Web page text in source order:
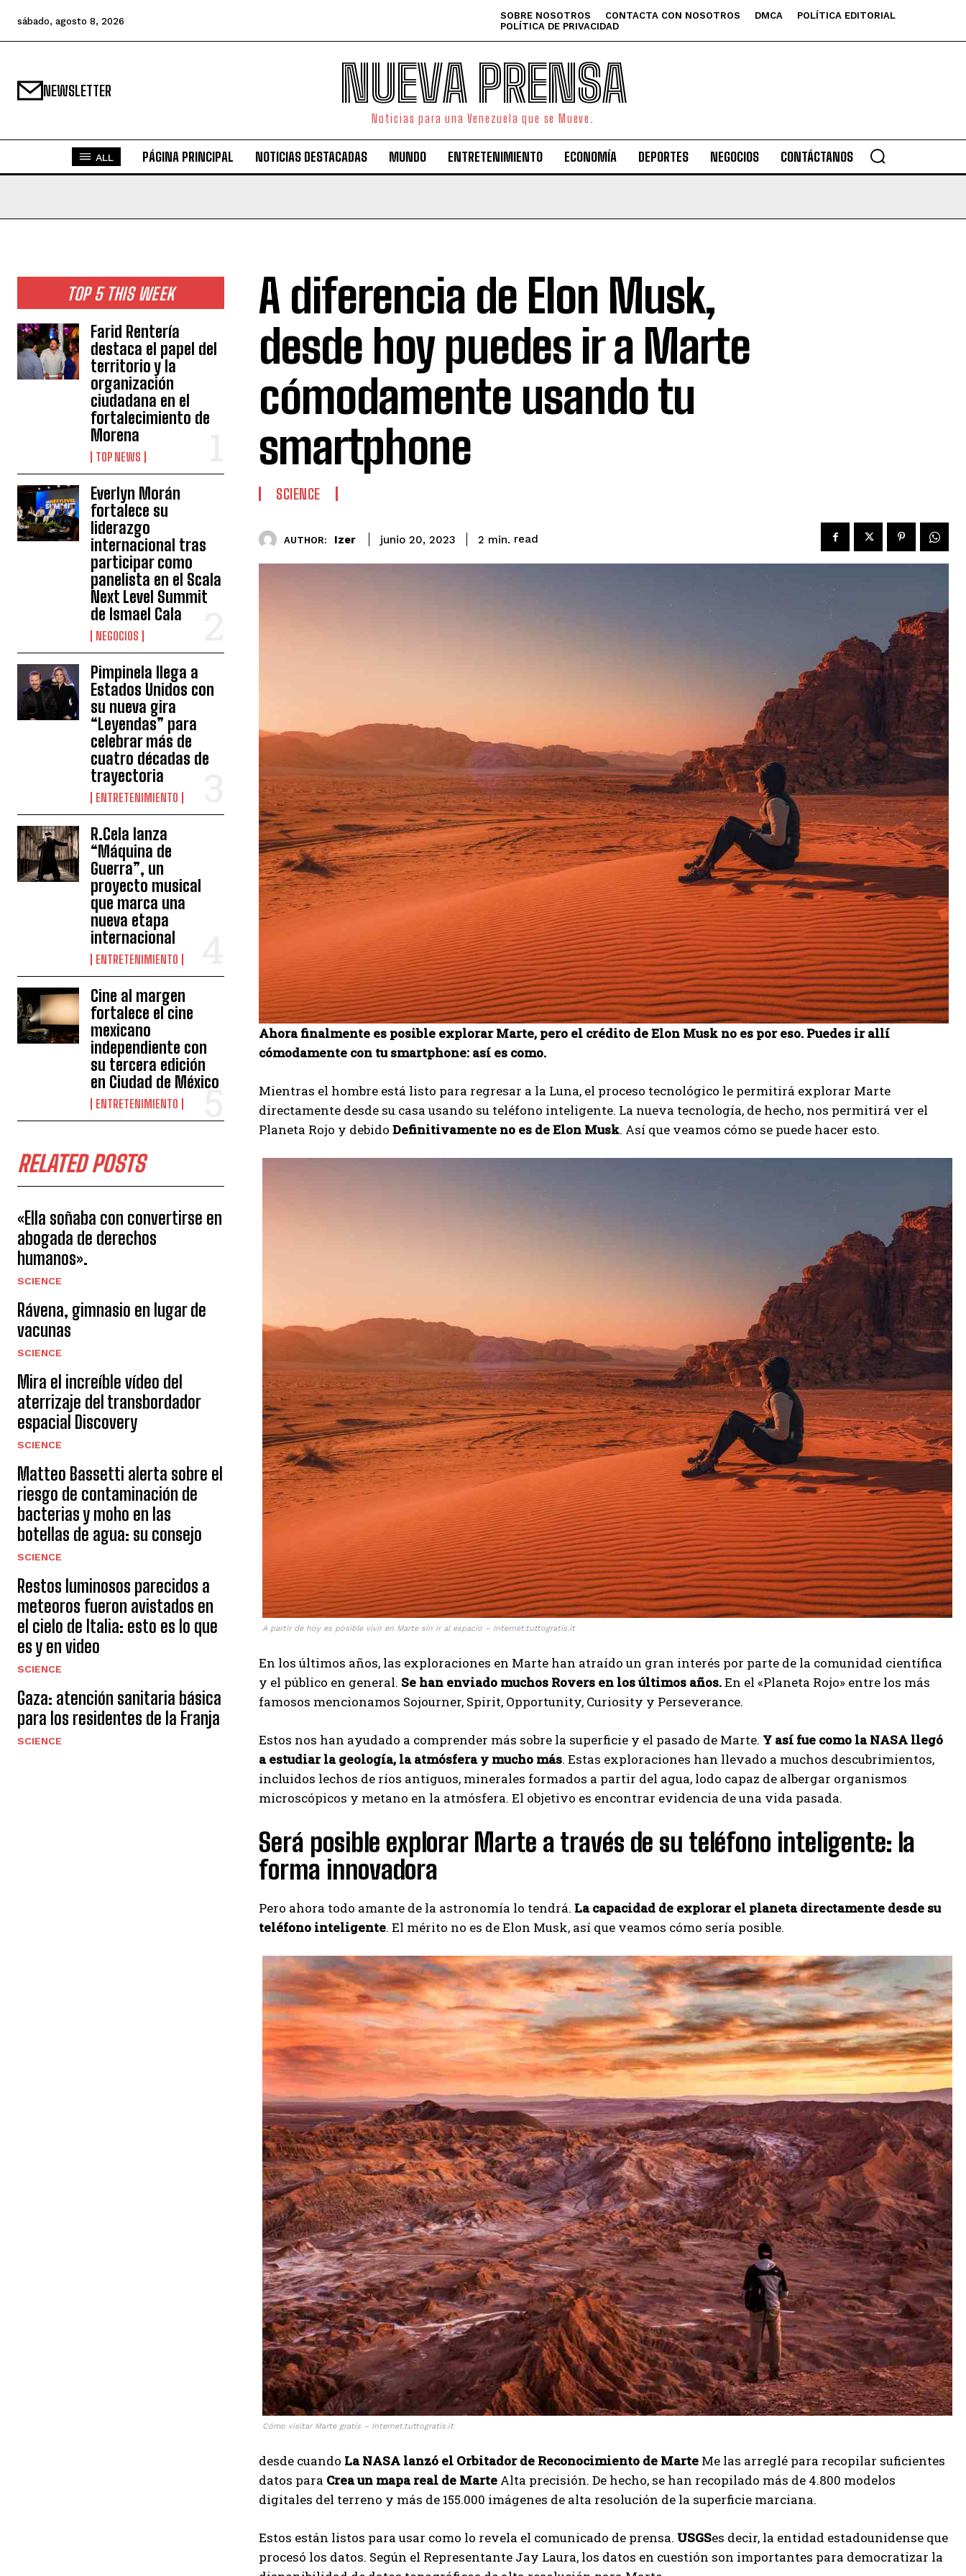
Izer
sábado, agosto 8, 2026 SOBRE NOSOTROS CONTACTA CON NOSOTROS DMCA
POLÍTICA EDITORIAL
POLÍTICA DE PRIVACIDAD
NEWSLETTER NUEVA PRENSA
Noticias para una Venezuela que se Mueve.
ALL PÁGINA PRINCIPAL NOTICIAS DESTACADAS MUNDO ENTRETENIMIENTO ECONOMÍA DEPORTES NEGOCIOS CONTÁCTANOS
TOP 5 THIS WEEK
Farid Rentería
destaca el papel del
territorio y la
organización
ciudadana en el
fortalecimiento de
Morena
TOP NEWS
Everlyn Morán
fortalece su
liderazgo
internacional tras
participar como
panelista en el Scala
Next Level Summit
de Ismael Cala
NEGOCIOS
Pimpinela llega a
Estados Unidos con
su nueva gira
“Leyendas” para
celebrar más de
cuatro décadas de
trayectoria
ENTRETENIMIENTO
R.Cela lanza
“Máquina de
Guerra”, un
proyecto musical
que marca una
nueva etapa
internacional
ENTRETENIMIENTO
Cine al margen
fortalece el cine
mexicano
independiente con
su tercera edición
en Ciudad de México
ENTRETENIMIENTO
RELATED POSTS
«Ella soñaba con convertirse en
abogada de derechos
humanos».
SCIENCE
Rávena, gimnasio en lugar de
vacunas
SCIENCE
Mira el increíble vídeo del
aterrizaje del transbordador
espacial Discovery
SCIENCE
Matteo Bassetti alerta sobre el
riesgo de contaminación de
bacterias y moho en las
botellas de agua: su consejo
SCIENCE
Restos luminosos parecidos a
meteoros fueron avistados en
el cielo de Italia: esto es lo que
es y en video
SCIENCE
Gaza: atención sanitaria básica
para los residentes de la Franja
SCIENCE
A diferencia de Elon Musk,
desde hoy puedes ir a Marte
cómodamente usando tu
smartphone
SCIENCE
AUTHOR: Izer junio 20, 2023 2 min. read
Ahora finalmente es posible explorar Marte, pero el crédito de Elon Musk no es por eso. Puedes ir allí
cómodamente con tu smartphone: así es como.
Mientras el hombre está listo para regresar a la Luna, el proceso tecnológico le permitirá explorar Marte
directamente desde su casa usando su teléfono inteligente. La nueva tecnología, de hecho, nos permitirá ver el
Planeta Rojo y debido Definitivamente no es de Elon Musk. Así que veamos cómo se puede hacer esto.
A partir de hoy es posible vivir en Marte sin ir al espacio – Internet.tuttogratis.it
En los últimos años, las exploraciones en Marte han atraído un gran interés por parte de la comunidad científica
y el público en general. Se han enviado muchos Rovers en los últimos años.En el «Planeta Rojo» entre los más
famosos mencionamos Sojourner, Spirit, Opportunity, Curiosity y Perseverance.
Estos nos han ayudado a comprender más sobre la superficie y el pasado de Marte. Y así fue como la NASA llegó
a estudiar la geología, la atmósfera y mucho más. Estas exploraciones han llevado a muchos descubrimientos,
incluidos lechos de ríos antiguos, minerales formados a partir del agua, lodo capaz de albergar organismos
microscópicos y metano en la atmósfera. El objetivo es encontrar evidencia de una vida pasada.
Será posible explorar Marte a través de su teléfono inteligente: la
forma innovadora
Pero ahora todo amante de la astronomía lo tendrá. La capacidad de explorar el planeta directamente desde su
teléfono inteligente. El mérito no es de Elon Musk, así que veamos cómo sería posible.
Cómo visitar Marte gratis – Internet.tuttogratis.it
desde cuando La NASA lanzó el Orbitador de Reconocimiento de Marte Me las arreglé para recopilar suficientes
datos para Crea un mapa real de Marte Alta precisión. De hecho, se han recopilado más de 4.800 modelos
digitales del terreno y más de 155.000 imágenes de alta resolución de la superficie marciana.
Estos están listos para usar como lo revela el comunicado de prensa. USGSes decir, la entidad estadounidense que
procesó los datos. Según el Representante Jay Laura, los datos en cuestión son importantes para democratizar la